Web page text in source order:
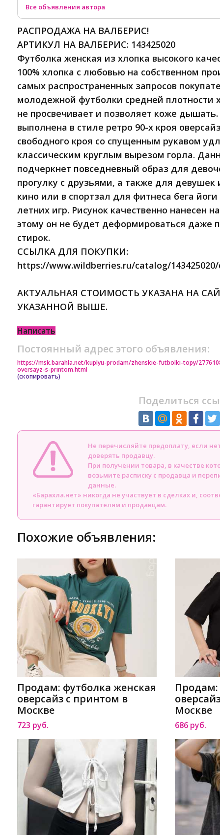
Все объявления автора
РАСПРОДАЖА НА ВАЛБЕРИС!
АРТИКУЛ НА ВАЛБЕРИС: 143425020
Футболка женская из хлопка высокого
100% хлопка с любовью на собственном
самых распространенных запросов
молодежной футболки средней
не просвечивает и позволяет коже
выполнена в стиле ретро 90-х кроя
свободного кроя со спущенным рукавом
классическим круглым вырезом горла.
подчеркнет повседневный образ для
прогулку с друзьями, а также для
кино или в спортзал для фитнеса бега
летних игр. Рисунок качественно нанесен
этому он не будет деформироваться даже
стирок.
ССЫЛКА ДЛЯ ПОКУПКИ:
https://www.wildberries.ru/catalog/
АКТУАЛЬНАЯ СТОИМОСТЬ УКАЗАНА НА
УКАЗАННОЙ ВЫШЕ.
Написать
Постоянный адрес этого объявления:
https://msk.barahla.net/kuplyu-prodam/zhenskie-futbolki-topy/
oversayz-s-printom.html
(скопировать)
Поделиться
Не перечисляйте предоплату, если
доверять продавцу.
При получении товара, в качестве
возьмите расписку с продавца и
данные.
«Барахла.нет» никогда не участвует в сделках и,
гарантирует покупателям и продавцам.
Похожие объявления:
Продам: футболка женская
оверсайз с принтом в
Москве
723 руб.
Продам:
Москве
686 руб.